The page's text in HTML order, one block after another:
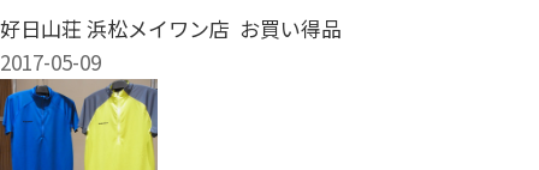
好日山荘 浜松メイワン店 お買い得品
2017-05-09